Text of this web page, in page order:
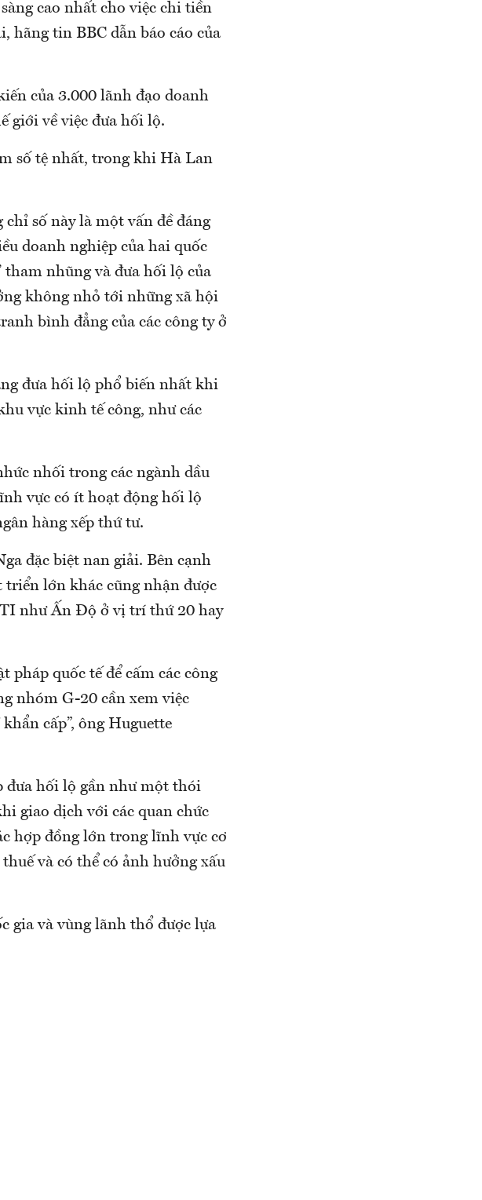
cao nhất cho việc chi tiền
tin BBC dẫn báo cáo của
của 3.000 lãnh đạo doanh
giới về việc đưa hối lộ.
số tệ nhất, trong khi Hà Lan
chỉ số này là một vấn đề đáng
doanh nghiệp của hai quốc
tham nhũng và đưa hối lộ của
không nhỏ tới những xã hội
bình đẳng của các công ty ở
đưa hối lộ phổ biến nhất khi
vực kinh tế công, như các
nhối trong các ngành dầu
vực có ít hoạt động hối lộ
hàng xếp thứ tư.
đặc biệt nan giải. Bên cạnh
triển lớn khác cũng nhận được
như Ấn Độ ở vị trí thứ 20 hay
pháp quốc tế để cấm các công
nhóm G-20 cần xem việc
cấp”, ông Huguette
đưa hối lộ gần như một thói
giao dịch với các quan chức
hợp đồng lớn trong lĩnh vực cơ
và có thể có ảnh hưởng xấu
gia và vùng lãnh thổ được lựa